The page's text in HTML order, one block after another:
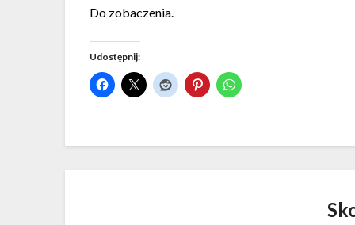
Do zobaczenia.
Udostępnij: